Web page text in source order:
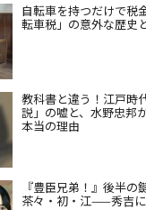
自転車を持つだけで税
転車税」の意外な歴史
教科書と違う！江戸時
説」の嘘と、水野忠邦
本当の理由
『豊臣兄弟！』後半の
茶々・初・江——秀吉